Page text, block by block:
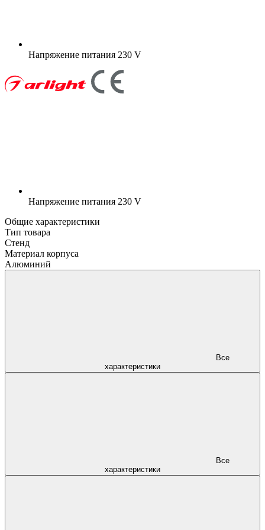
Напряжение питания 230 V
Напряжение питания 230 V
Общие характеристики
Тип товара
Стенд
Материал корпуса
Алюминий
характеристики
характеристики